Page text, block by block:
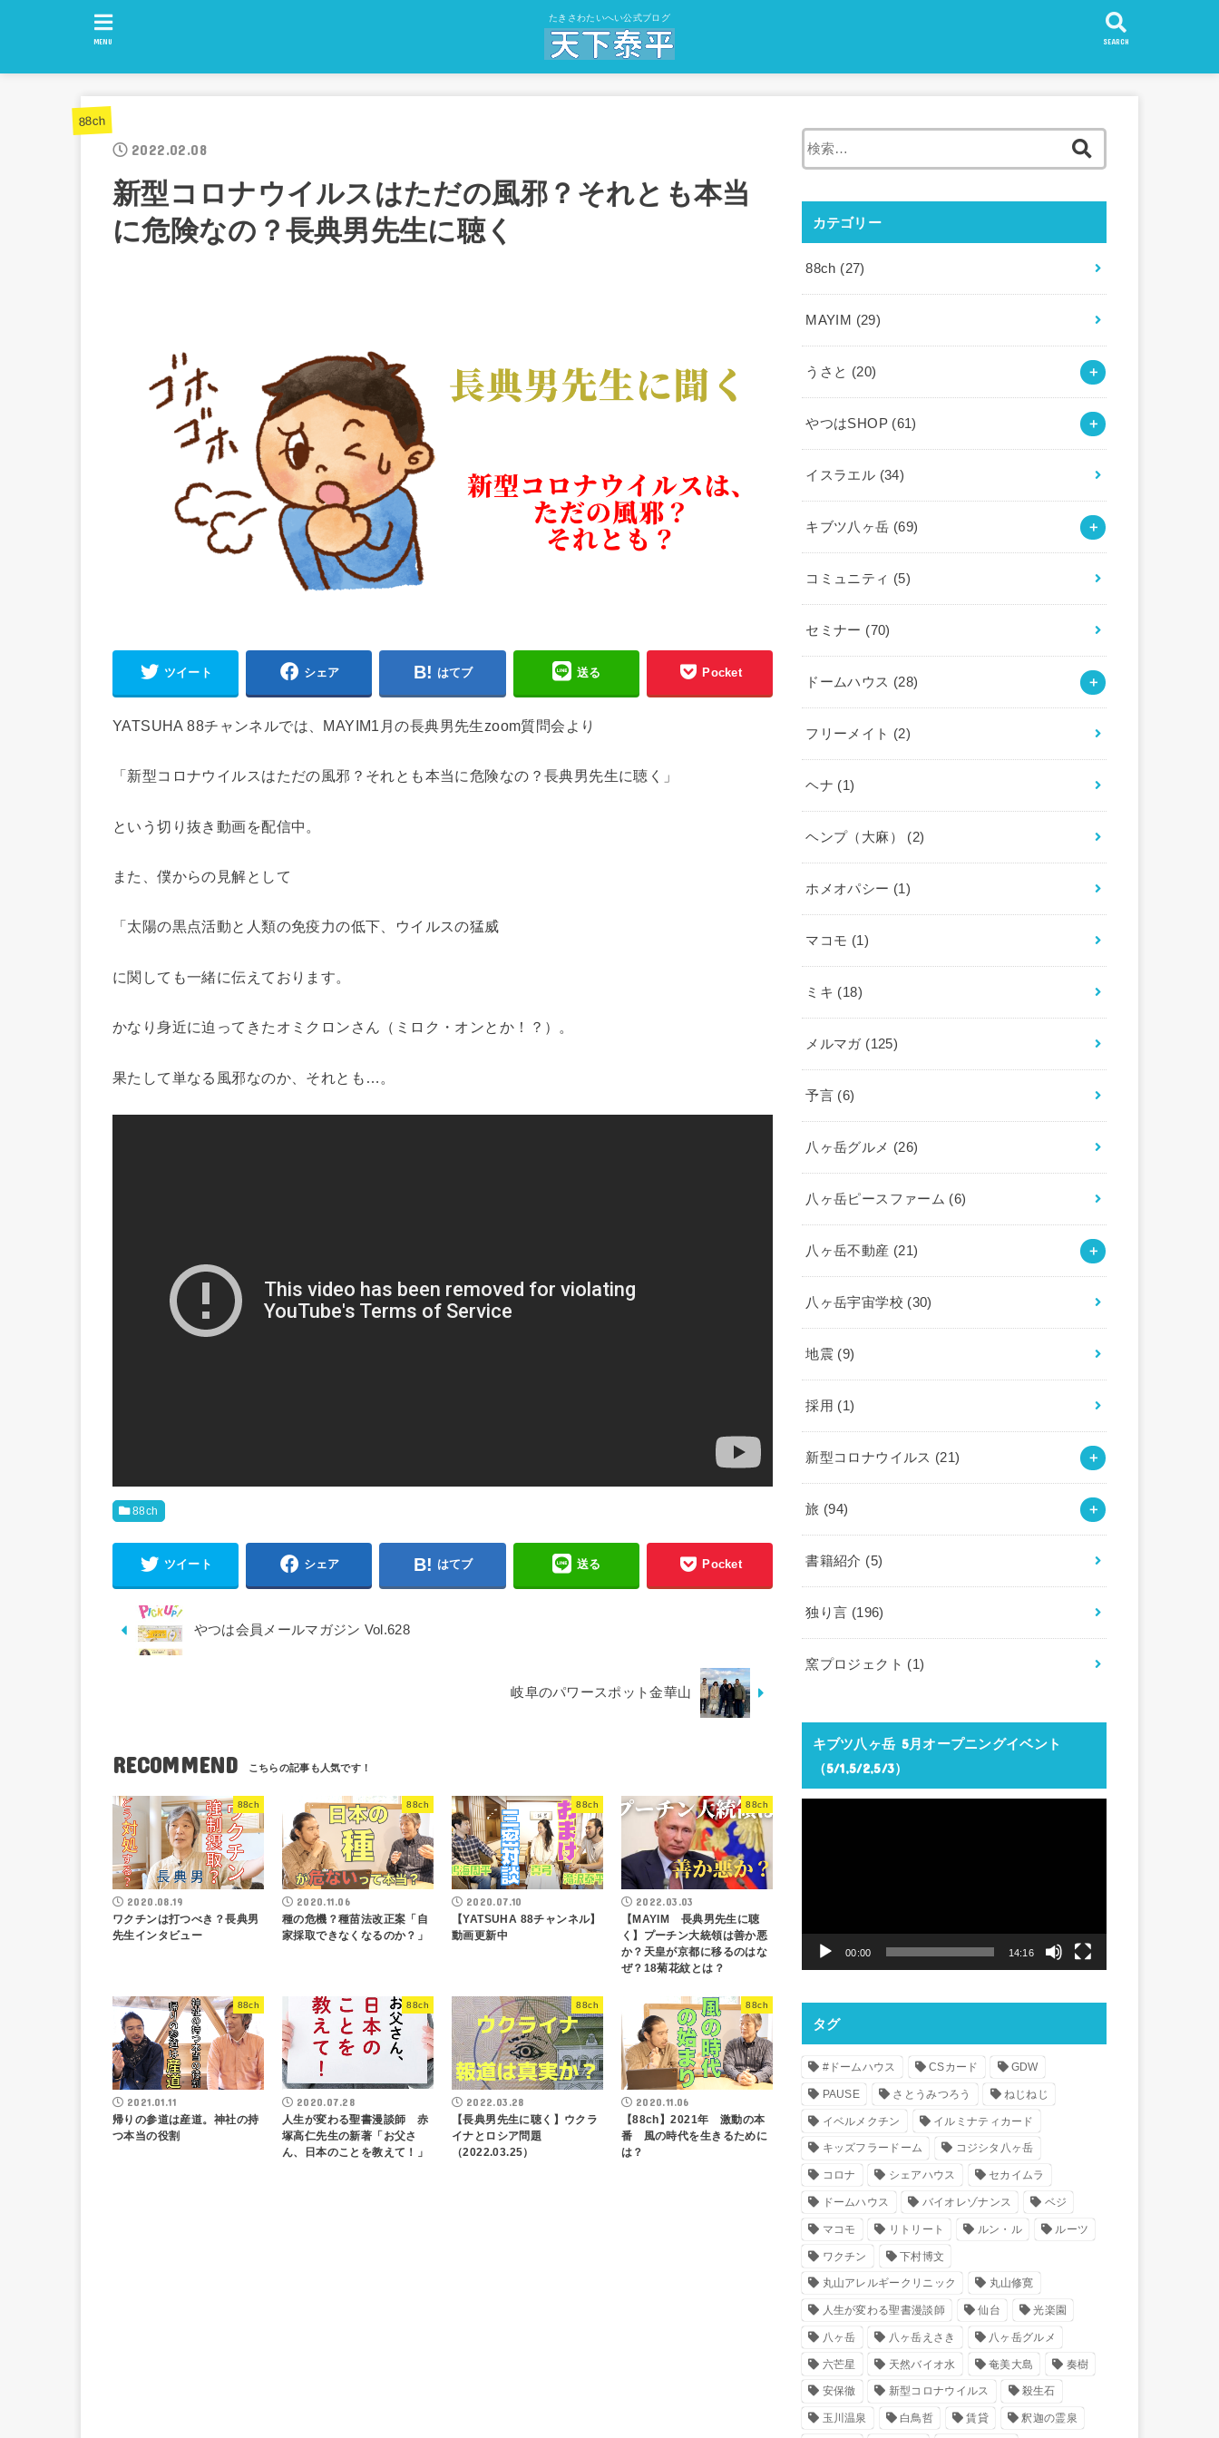
たきさわたいへい公式ブログ
SEARCH
MENU
88ch
2022.02.08
新型コロナウイルスはただの風邪？それとも本当
に危険なの？長典男先生に聴く
ツイート シェア はてブ 送る Pocket
YATSUHA 88チャンネルでは、MAYIM1月の長典男先生zoom質問会より
「新型コロナウイルスはただの風邪？それとも本当に危険なの？長典男先生に聴く」
という切り抜き動画を配信中。
また、僕からの見解として
「太陽の黒点活動と人類の免疫力の低下、ウイルスの猛威
に関しても一緒に伝えております。
かなり身近に迫ってきたオミクロンさん（ミロク・オンとか！？）。
果たして単なる風邪なのか、それとも…。
88ch
ツイート シェア はてブ 送る Pocket
やつは会員メールマガジン Vol.628
岐阜のパワースポット金華山
RECOMMEND
88ch
2020.08.19
ワクチンは打つべき？長典男
先生インタビュー
88ch
2020.11.06
種の危機？種苗法改正案「自
家採取できなくなるのか？」
88ch
2020.07.10
【YATSUHA 88チャンネル】
動画更新中
88ch
2022.03.03
【MAYIM 長典男先生に聴
く】プーチン大統領は善か悪
か？天皇が京都に移るのはな
ぜ？18菊花紋とは？
88ch
2021.01.11
帰りの参道は産道。神社の持
つ本当の役割
88ch
2020.07.28
人生が変わる聖書漫談師 赤
塚高仁先生の新著「お父さ
ん、日本のことを教えて！」
88ch
2022.03.28
【長典男先生に聴く】ウクラ
イナとロシア問題
（2022.03.25）
88ch
2020.11.06
【88ch】2021年 激動の本
番 風の時代を生きるために
は？
カテゴリー
88ch (27)
MAYIM (29)
うさと (20)
やつはSHOP (61)
イスラエル (34)
キブツ八ヶ岳 (69)
コミュニティ (5)
セミナー (70)
ドームハウス (28)
フリーメイト (2)
ヘナ (1)
ヘンプ（大麻） (2)
ホメオパシー (1)
マコモ (1)
ミキ (18)
メルマガ (125)
予言 (6)
八ヶ岳グルメ (26)
八ヶ岳ピースファーム (6)
八ヶ岳不動産 (21)
八ヶ岳宇宙学校 (30)
地震 (9)
採用 (1)
新型コロナウイルス (21)
旅 (94)
書籍紹介 (5)
独り言 (196)
窯プロジェクト (1)
キブツ八ヶ岳 5月オープニングイベント
（5/1,5/2,5/3）
ヤ
00:00 14:16
タグ
#ドームハウス CSカード GDW
PAUSE さとうみつろう ねじねじ
イベルメクチン イルミナティカード
キッズフラードーム コジシタ八ヶ岳
コロナ シェアハウス セカイムラ
ドームハウス バイオレゾナンス ベジ
マコモ リトリート ルン・ル ルーツ
ワクチン 下村博文
丸山アレルギークリニック 丸山修寛
人生が変わる聖書漫談師 仙台 光楽園
八ヶ岳 八ヶ岳えさき 八ヶ岳グルメ
六芒星 天然バイオ水 奄美大島 奏樹
安保徹 新型コロナウイルス 殺生石
玉川温泉 白鳥哲 賃貸 釈迦の霊泉